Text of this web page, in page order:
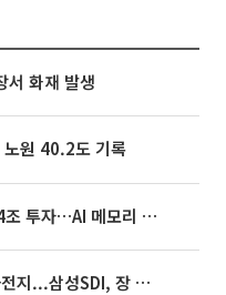
서 화재 발생
원 40.2도 기록
SK하이닉스, 용인·청주에 54조 투자…AI 메모리 생산기지 키운다
[특징주] 반도체 온기 탄 2차전지...삼성SDI, 장 초반 7% 넘게 껑충